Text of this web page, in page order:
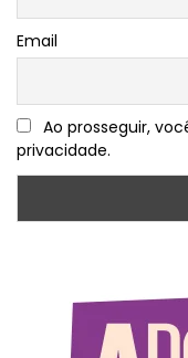
Email
Ao prosseguir,
privacidade.